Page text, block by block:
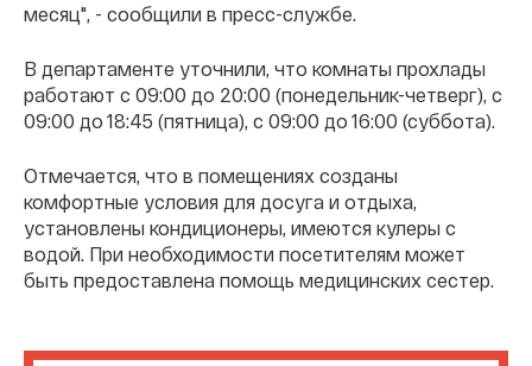
месяц", - сообщили в пресс-службе.
В департаменте уточнили, что комнаты прохлады
работают с 09:00 до 20:00 (понедельник-четверг), с
09:00 до 18:45 (пятница), с 09:00 до 16:00 (суббота).
Отмечается, что в помещениях созданы
комфортные условия для досуга и отдыха,
установлены кондиционеры, имеются кулеры с
водой. При необходимости посетителям может
быть предоставлена помощь медицинских сестер.